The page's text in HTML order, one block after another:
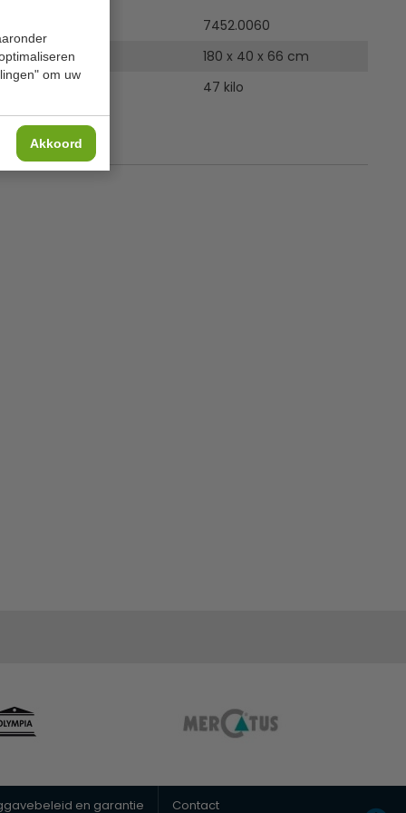
om uw
Akkoord
7452.0060
180 x 40 x 66 cm
47 kilo
en garantie Contact